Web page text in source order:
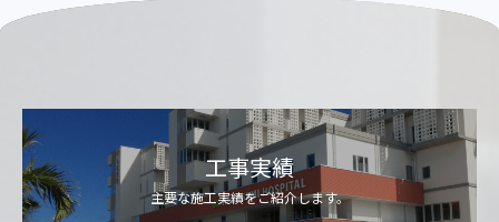
工事実績
主要な施工実績をご紹介します。